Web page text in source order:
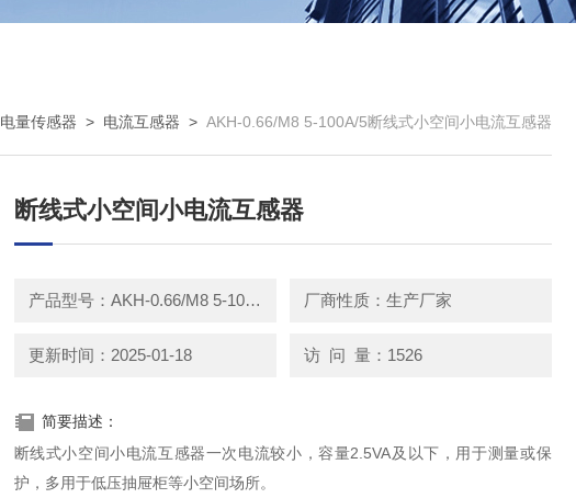
电量传感器 > 电流互感器 > AKH-0.66/M8 5-100A/5断线式小空间小电流互感器
断线式小空间小电流互感器
产品型号：AKH-0.66/M8 5-100A/5 厂商性质：生产厂家
更新时间：2025-01-18 访 问 量：1526
简要描述：
断线式小空间小电流互感器一次电流较小，容量2.5VA及以下，用于测量或保
护，多用于低压抽屉柜等小空间场所。